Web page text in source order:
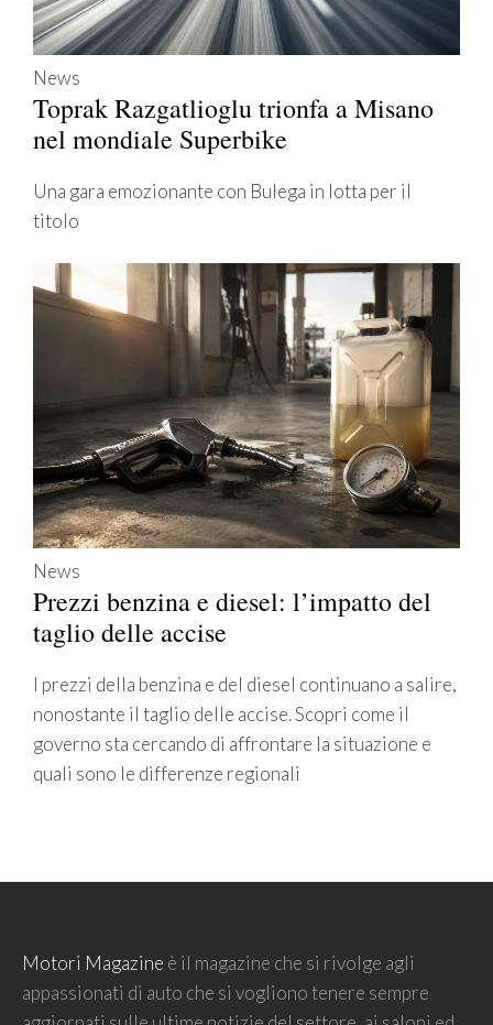
News
Toprak Razgatlioglu trionfa a Misano
nel mondiale Superbike
Una gara emozionante con Bulega in lotta per il
titolo
News
Prezzi benzina e diesel: l’impatto del
taglio delle accise
I prezzi della benzina e del diesel continuano a salire,
nonostante il taglio delle accise. Scopri come il
governo sta cercando di affrontare la situazione e
quali sono le differenze regionali
Motori Magazine è il magazine che si rivolge agli
appassionati di auto che si vogliono tenere sempre